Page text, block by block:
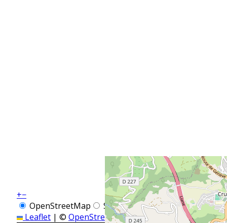
+−
OpenStreetMap
Streets
Satellite
Leaflet | © OpenStreetMap